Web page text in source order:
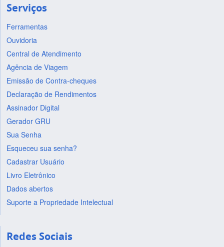
Serviços
Ferramentas
Ouvidoria
Central de Atendimento
Agência de Viagem
Emissão de Contra-cheques
Declaração de Rendimentos
Assinador Digital
Gerador GRU
Sua Senha
Esqueceu sua senha?
Cadastrar Usuário
Livro Eletrônico
Dados abertos
Suporte a Propriedade Intelectual
Redes Sociais